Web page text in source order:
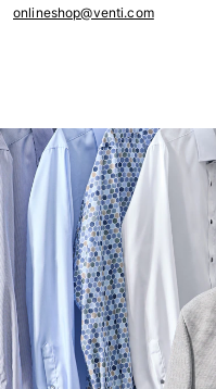
onlineshop@venti.com